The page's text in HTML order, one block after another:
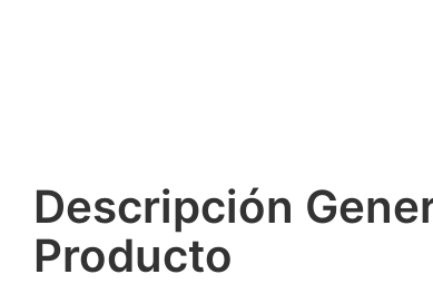
Descripción
Producto